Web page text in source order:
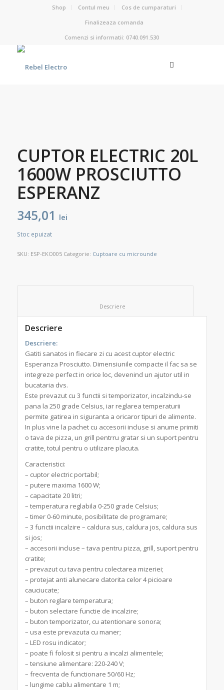
Shop Contul meu
Cos de cumparaturi
Finalizeaza comanda
Comenzi si informatii: 0740.091.530
CUPTOR ELECTRIC 20L
1600W PROSCIUTTO
ESPERANZ
345,01 lei
Stoc epuizat
SKU: ESP-EKO005 Categorie: Cuptoare cu microunde
Descriere
Descriere:
Gatiti sanatos in fiecare zi cu acest cuptor electric
Esperanza Prosciutto. Dimensiunile compacte il fac sa se
integreze perfect in orice loc, devenind un ajutor util in
bucataria dvs.
Este prevazut cu 3 functii si temporizator, incalzindu-se
pana la 250 grade Celsius, iar reglarea temperaturii
permite gatirea in siguranta a oricaror tipuri de alimente.
In plus vine la pachet cu accesorii incluse si anume primiti
o tava de pizza, un grill pentrru gratar si un suport pentru
cratite, totul pentru o utilizare placuta.
Caracteristici:
– cuptor electric portabil;
– putere maxima 1600 W;
– capacitate 20 litri;
– temperatura reglabila 0-250 grade Celsius;
– timer 0-60 minute, posibilitate de programare;
– 3 functii incalzire – caldura sus, caldura jos, caldura sus
si jos;
– accesorii incluse – tava pentru pizza, grill, suport pentru
cratite;
– prevazut cu tava pentru colectarea mizeriei;
– protejat anti alunecare datorita celor 4 picioare
cauciucate;
– buton reglare temperatura;
– buton selectare functie de incalzire;
– buton temporizator, cu atentionare sonora;
– usa este prevazuta cu maner;
– LED rosu indicator;
– poate fi folosit si pentru a incalzi alimentele;
– tensiune alimentare: 220-240 V;
– frecventa de functionare 50/60 Hz;
– lungime cablu alimentare 1 m;